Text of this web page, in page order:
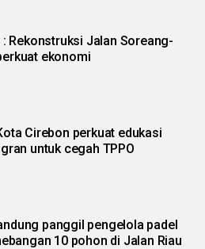
ekonomi
Cirebon perkuat edukasi
untuk cegah TPPO
panggil pengelola padel
10 pohon di Jalan Riau